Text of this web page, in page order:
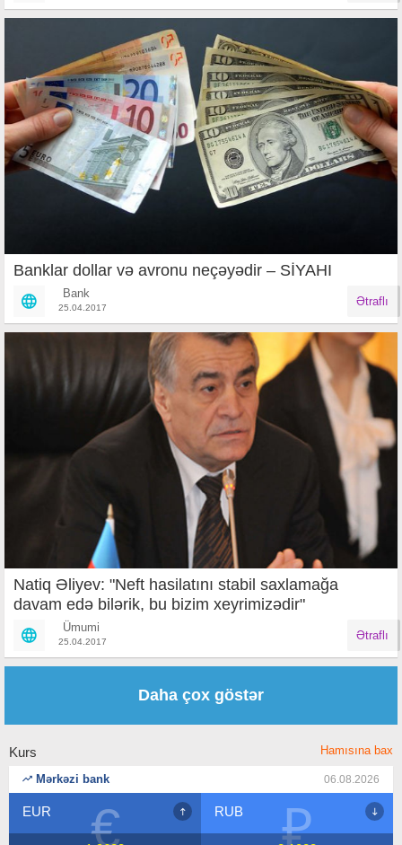
Banklar dollar və avronu neçəyədir – SİYAHI
Bank
25.04.2017 Ətraflı
Natiq Əliyev: "Neft hasilatını stabil saxlamağa
davam edə bilərik, bu bizim xeyrimizədir"
Ümumi
25.04.2017 Ətraflı
Daha çox göstər
Kurs Hamısına bax
Mərkəzi bank 06.08.2026
€
EUR ₽
RUB